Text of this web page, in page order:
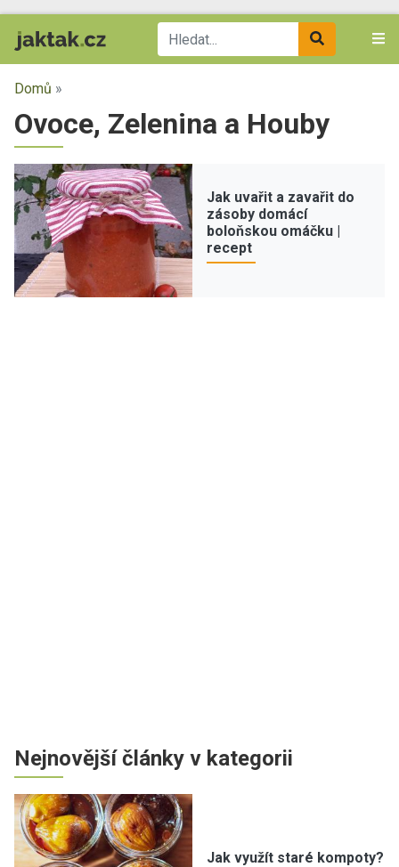
Domů »
Ovoce, Zelenina a Houby
Jak uvařit a zavařit do
zásoby domácí
boloňskou omáčku |
recept
Nejnovější články v kategorii
Jak využít staré kompoty?